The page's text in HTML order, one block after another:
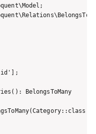
BelongsToMany